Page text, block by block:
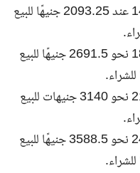
2093.25جنيهًا للبيع
2691.5جنيهًا للبيع
3140جنيهات للبيع
3588.5جنيهًا للبيع